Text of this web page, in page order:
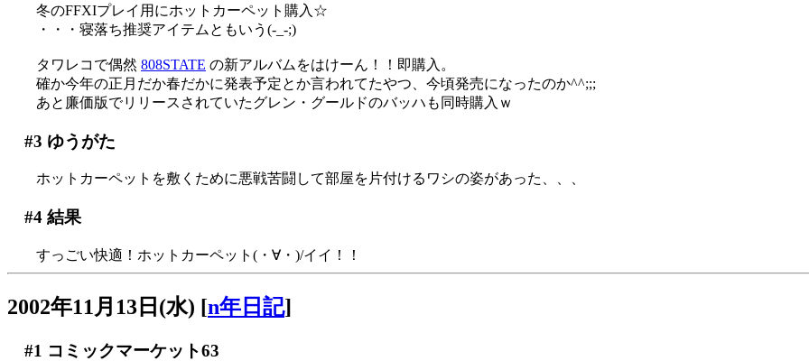
冬のFFXIプレイ用にホットカーペット購入☆
・・・寝落ち推奨アイテムともいう(-_-;)
タワレコで偶然 808STATE の新アルバムをはけーん！！即購入。
確か今年の正月だか春だかに発表予定とか言われてたやつ、今頃発売になったのか^^;;;
あと廉価版でリリースされていたグレン・グールドのバッハも同時購入ｗ
#3 ゆうがた
ホットカーペットを敷くために悪戦苦闘して部屋を片付けるワシの姿があった、、、
#4結果
すっごい快適！ホットカーペット(・∀・)/イイ！！
2002年11月13日(水) [n年日記]
#1 コミックマーケット63